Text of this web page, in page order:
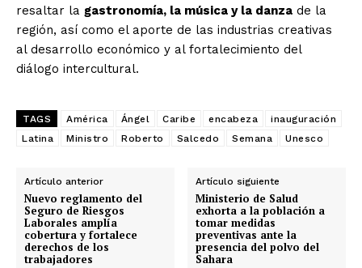
resaltar la gastronomía, la música y la danza de la
región, así como el aporte de las industrias creativas
al desarrollo económico y al fortalecimiento del
diálogo intercultural.
TAGS América Ángel Caribe encabeza
inauguración
Latina
Ministro Roberto Salcedo Semana Unesco
Artículo anterior
Nuevo reglamento del
Seguro de Riesgos
Laborales amplía
cobertura y fortalece
derechos de los
trabajadores
Artículo siguiente
Ministerio de Salud
exhorta a la población a
tomar medidas
preventivas ante la
presencia del polvo del
Sahara